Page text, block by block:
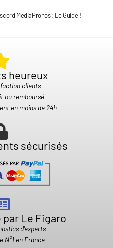
MediaPronos : Le Guide !
heureux​
clients
ou remboursé
en moins de 24h
sécurisés
par Le Figaro
d'experts
N°1 en France